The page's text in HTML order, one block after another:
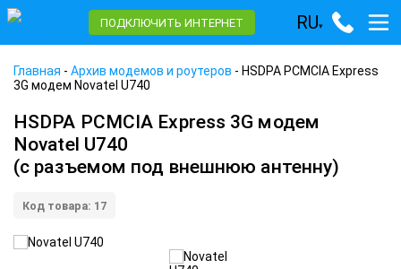
ПОДКЛЮЧИТЬ ИНТЕРНЕТ RU▾
Главная - Архив модемов и роутеров - HSDPA PCMCIA Express
3G модем Novatel U740
HSDPA PCMCIA Express 3G модем
Novatel U740
(с разъемом под внешнюю антенну)
Код товара: 17